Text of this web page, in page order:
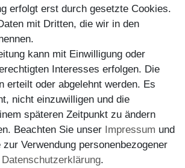
erfolgt erst durch gesetzte Cookies.
mit Dritten, die wir in den
kann mit Einwilligung oder
Interesses erfolgen. Die
erteilt oder abgelehnt werden. Es
nicht einzuwilligen und die
späteren Zeitpunkt zu ändern
Beachten Sie unser Impressum und
Verwendung personenbezogener
Daten­schutz­erklärung.